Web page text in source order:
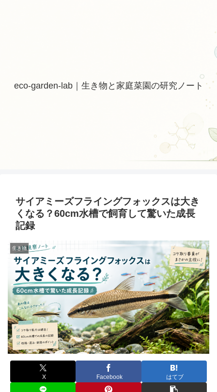
eco-garden-lab｜生き物と家庭菜園の研究ノート
サイアミーズフライングフォックスは大き
くなる？60cm水槽で飼育して驚いた成長
記録
生き物
X Facebook はてブ